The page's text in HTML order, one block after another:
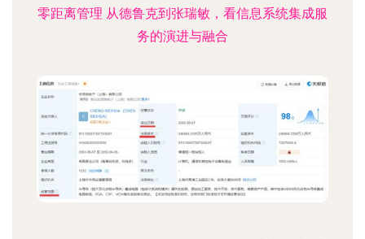
零距离管理 从德鲁克到张瑞敏，看信息系统集成服
务的演进与融合